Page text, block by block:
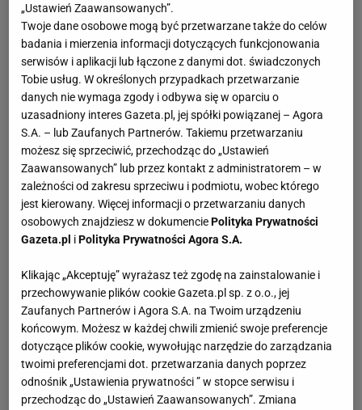
„Ustawień Zaawansowanych”.
Twoje dane osobowe mogą być przetwarzane także do celów
badania i mierzenia informacji dotyczących funkcjonowania
serwisów i aplikacji lub łączone z danymi dot. świadczonych
Tobie usług. W określonych przypadkach przetwarzanie
danych nie wymaga zgody i odbywa się w oparciu o
uzasadniony interes Gazeta.pl, jej spółki powiązanej – Agora
S.A. – lub Zaufanych Partnerów. Takiemu przetwarzaniu
możesz się sprzeciwić, przechodząc do „Ustawień
Zaawansowanych” lub przez kontakt z administratorem – w
zależności od zakresu sprzeciwu i podmiotu, wobec którego
jest kierowany. Więcej informacji o przetwarzaniu danych
osobowych znajdziesz w dokumenciePolityka Prywatności
Gazeta.pl iPolityka Prywatności Agora S.A.
Klikając „Akceptuję” wyrażasz też zgodę na zainstalowanie i
przechowywanie plików cookie Gazeta.pl sp. z o.o., jej
Zaufanych Partnerów i Agora S.A. na Twoim urządzeniu
końcowym. Możesz w każdej chwili zmienić swoje preferencje
dotyczące plików cookie, wywołując narzędzie do zarządzania
twoimi preferencjami dot. przetwarzania danych poprzez
odnośnik „Ustawienia prywatności ” w stopce serwisu i
przechodząc do „Ustawień Zaawansowanych”. Zmiana